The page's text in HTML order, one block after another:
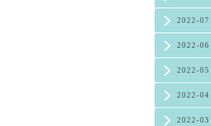
2022-07
2022-06
2022-05
2022-04
2022-03